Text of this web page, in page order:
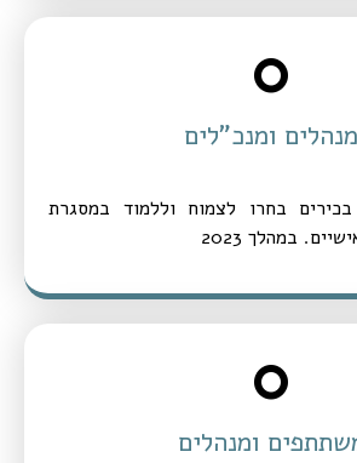
מנהלים ומנכ"לים
0
בכירים בחרו לצמוח וללמוד במסגרת
במהלך 2023
ומנהלים
0